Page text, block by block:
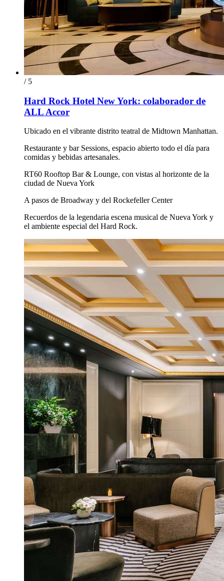
/ 5
Hard Rock Hotel New York: colaborador de
ALL Accor
Ubicado en el vibrante distrito teatral de Midtown Manhattan.
Restaurante y bar Sessions, espacio abierto todo el día para
comidas y bebidas artesanales.
RT60 Rooftop Bar & Lounge, con vistas al horizonte de la
ciudad de Nueva York
A pasos de Broadway y del Rockefeller Center
Recuerdos de la legendaria escena musical de Nueva York y
el ambiente especial del Hard Rock.